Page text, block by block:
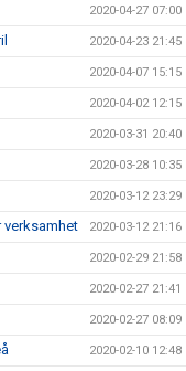
2020-04-27 07:00
2020-04-23 21:45
2020-04-07 15:15
2020-04-02 12:15
2020-03-31 20:40
2020-03-28 10:35
2020-03-12 23:29
verksamhet 2020-03-12 21:16
2020-02-29 21:58
2020-02-27 21:41
2020-02-27 08:09
2020-02-10 12:48